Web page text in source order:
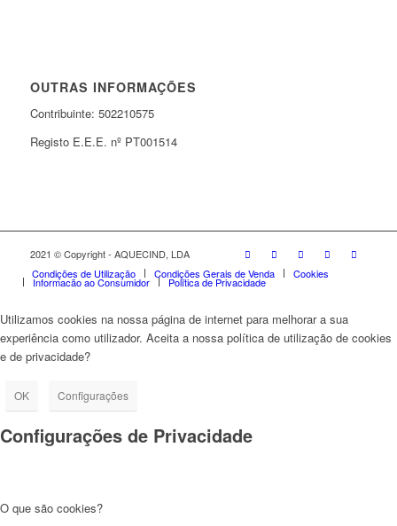
OUTRAS INFORMAÇÕES
Contribuinte: 502210575
Registo E.E.E. nº PT001514
2021 © Copyright - AQUECIND, LDA
Condições de Utilização
Condições Gerais de Venda Cookies
Informação ao Consumidor Política de Privacidade
Utilizamos cookies na nossa página de internet para melhorar a sua
experiência como utilizador. Aceita a nossa política de utilização de cookies
e de privacidade?
OK Configurações
Configurações de Privacidade
O que são cookies?